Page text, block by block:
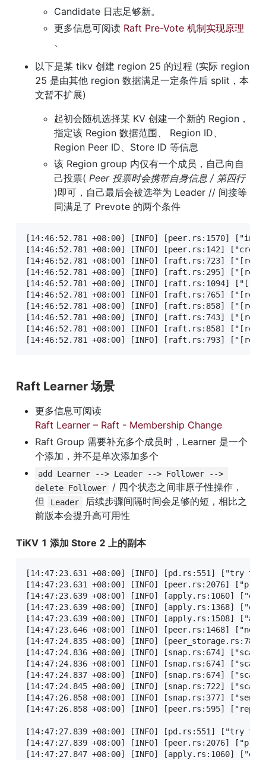
Candidate 日志足够新。
更多信息可阅读 Raft Pre-Vote 机制实现原理
、
以下是某 tikv 创建 region 25 的过程 (实际 region
25 是由其他 region 数据满足一定条件后 split，本
文暂不扩展)
起初会随机选择某 KV 创建一个新的 Region，
指定该 Region 数据范围、 Region ID、
Region Peer ID、Store ID 等信息
该 Region group 内仅有一个成员，自己向自
己投票( Peer 投票时会携带自身信息 / 第四行
)即可，自己最后会被选举为 Leader // 间接等
同满足了 Prevote 的两个条件
[14:46:52.781 +08:00] [INFO] [peer.rs:1570]
[14:46:52.781 +08:00] [INFO] [peer.rs:142]
[14:46:52.781 +08:00] [INFO] [raft.rs:723]
[14:46:52.781 +08:00] [INFO] [raft.rs:295]
[14:46:52.781 +08:00] [INFO] [raft.rs:1094]
[14:46:52.781 +08:00] [INFO] [raft.rs:765]
[14:46:52.781 +08:00] [INFO] [raft.rs:858]
[14:46:52.781 +08:00] [INFO] [raft.rs:743]
[14:46:52.781 +08:00] [INFO] [raft.rs:858]
[14:46:52.781 +08:00] [INFO] [raft.rs:793]
Raft Learner 场景
更多信息可阅读
Raft Learner – Raft - Membership Change
Raft Group 需要补充多个成员时，Learner 是一个
个添加，并不是单次添加多个
add Learner --> Leader --> Follower -->
delete Follower
/ 四个状态之间非原子性操作，
但
Leader
后续步骤间隔时间会足够的短，相比之
前版本会提升高可用性
TiKV 1 添加 Store 2 上的副本
[14:47:23.631 +08:00] [INFO] [pd.rs:551] ["try to
[14:47:23.631 +08:00] [INFO] [peer.rs:2076]
[14:47:23.639 +08:00] [INFO] [apply.rs:1060]
[14:47:23.639 +08:00] [INFO] [apply.rs:1368]
[14:47:23.639 +08:00] [INFO] [apply.rs:1508]
[14:47:23.646 +08:00] [INFO] [peer.rs:1468]
[14:47:24.835 +08:00] [INFO]
[14:47:24.836 +08:00] [INFO] [snap.rs:674]
[14:47:24.836 +08:00] [INFO] [snap.rs:674]
[14:47:24.837 +08:00] [INFO] [snap.rs:674]
[14:47:24.845 +08:00] [INFO] [snap.rs:722] ["scan
[14:47:26.858 +08:00] [INFO] [snap.rs:377] ["sent
[14:47:26.858 +08:00] [INFO] [peer.rs:595]
[14:47:27.839 +08:00] [INFO] [pd.rs:551] ["try to
[14:47:27.839 +08:00] [INFO] [peer.rs:2076]
[14:47:27.847 +08:00] [INFO] [apply.rs:1060]